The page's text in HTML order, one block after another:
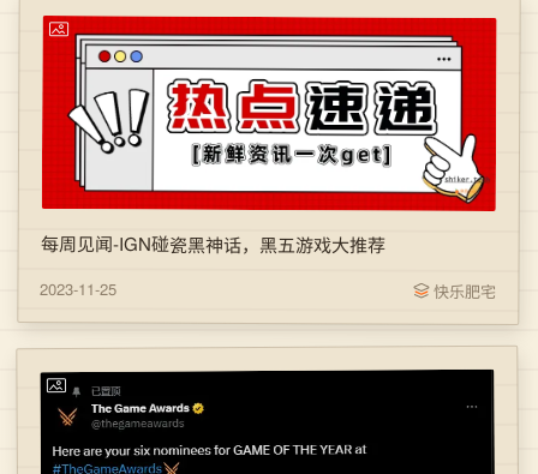
每周见闻-IGN碰瓷黑神话，黑五游戏大推荐
2023-11-25 快乐肥宅